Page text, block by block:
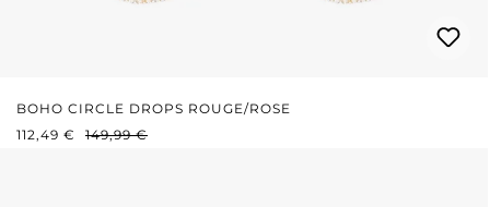
BOHO CIRCLE DROPS ROUGE/ROSE
PRIX DE VENTE :
112,49 € PRIX RÉGULIER :
149,99 €